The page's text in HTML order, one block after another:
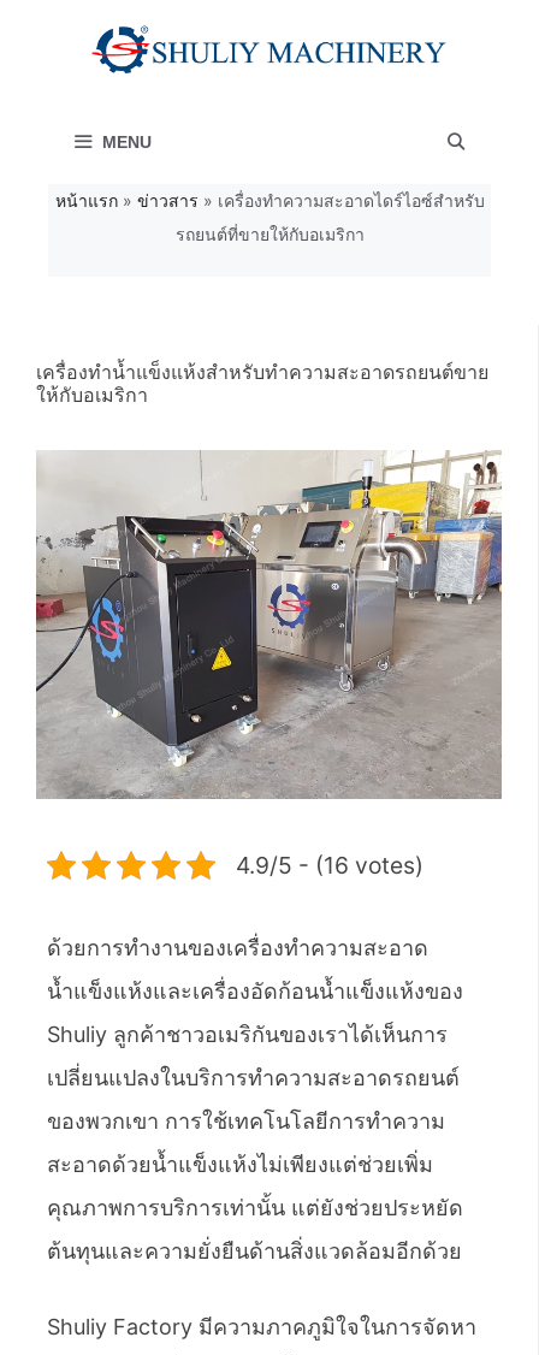
MENU
หน้าแรก» ข่าวสาร » เครื่องทำความสะอาดไดร์ไอซ์สำหรับ
รถยนต์ที่ขายให้กับอเมริกา
เครื่องทำน้ำแข็งแห้งสำหรับทำความสะอาดรถยนต์ขาย
ให้กับอเมริกา
4.9/5 - (16 votes)
ด้วยการทำงานของเครื่องทำความสะอาด
น้ำแข็งแห้งและเครื่องอัดก้อนน้ำแข็งแห้งของ
Shuliy ลูกค้าชาวอเมริกันของเราได้เห็นการ
เปลี่ยนแปลงในบริการทำความสะอาดรถยนต์
ของพวกเขา การใช้เทคโนโลยีการทำความ
สะอาดด้วยน้ำแข็งแห้งไม่เพียงแต่ช่วยเพิ่ม
คุณภาพการบริการเท่านั้น แต่ยังช่วยประหยัด
ต้นทุนและความยั่งยืนด้านสิ่งแวดล้อมอีกด้วย
Shuliy Factory มีความภาคภูมิใจในการจัดหา